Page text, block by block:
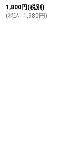
1,800円 (税別)
(税込 : 1,980 円)